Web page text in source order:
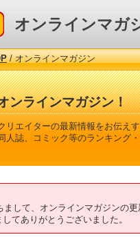
オンラインマガ
/ オンラインマガジン
ラインマガジン！
リエイターの最新情報をお伝え
人誌、コミック等のランキング
まして、オンラインマガジンの
てありがとうございました。